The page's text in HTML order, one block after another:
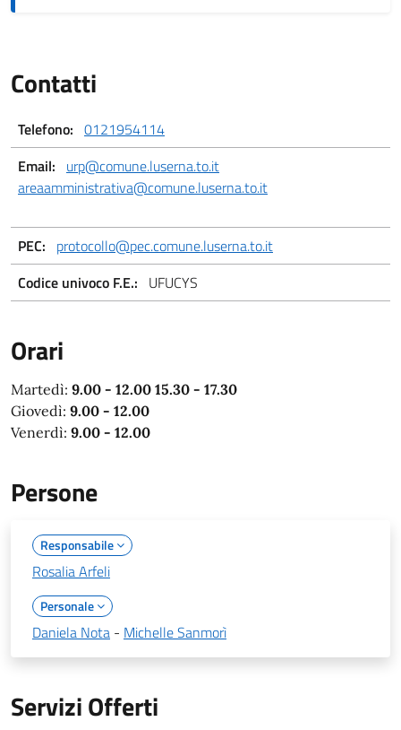
Contatti
Telefono: 0121954114
Email: urp@comune.luserna.to.it
areaamministrativa@comune.luserna.to.it
PEC: protocollo@pec.comune.luserna.to.it
Codice univoco F.E.: UFUCYS
Orari
Martedì: 9.00 - 12.00 15.30 - 17.30
Giovedì: 9.00 - 12.00
Venerdì: 9.00 - 12.00
Persone
Responsabile
Rosalia Arfeli
Personale
Daniela Nota - Michelle Sanmorì
Servizi Offerti